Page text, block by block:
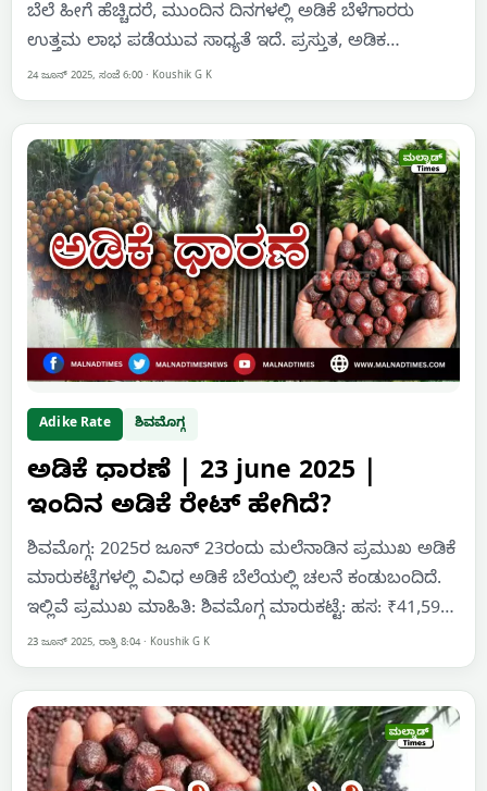
ಬೆಲೆ ಹೀಗೆ ಹೆಚ್ಚಿದರೆ, ಮುಂದಿನ ದಿನಗಳಲ್ಲಿ ಅಡಿಕೆ ಬೆಳೆಗಾರರು
ಉತ್ತಮ ಲಾಭ ಪಡೆಯುವ ಸಾಧ್ಯತೆ ಇದೆ. ಪ್ರಸ್ತುತ, ಅಡಿಕ…
24 ಜೂನ್ 2025, ಸಂಜೆ 6:00 · Koushik G K
Adike Rate ಶಿವಮೊಗ್ಗ
ಅಡಿಕೆ ಧಾರಣೆ | 23 june 2025 |
ಇಂದಿನ ಅಡಿಕೆ ರೇಟ್‌ ಹೇಗಿದೆ?
ಶಿವಮೊಗ್ಗ: 2025ರ ಜೂನ್ 23ರಂದು ಮಲೆನಾಡಿನ ಪ್ರಮುಖ ಅಡಿಕೆ
ಮಾರುಕಟ್ಟೆಗಳಲ್ಲಿ ವಿವಿಧ ಅಡಿಕೆ ಬೆಲೆಯಲ್ಲಿ ಚಲನೆ ಕಂಡುಬಂದಿದೆ.
ಇಲ್ಲಿವೆ ಪ್ರಮುಖ ಮಾಹಿತಿ: ಶಿವಮೊಗ್ಗ ಮಾರುಕಟ್ಟೆ: ಹಸ: ₹41,59…
23 ಜೂನ್ 2025, ರಾತ್ರಿ 8:04· Koushik G K